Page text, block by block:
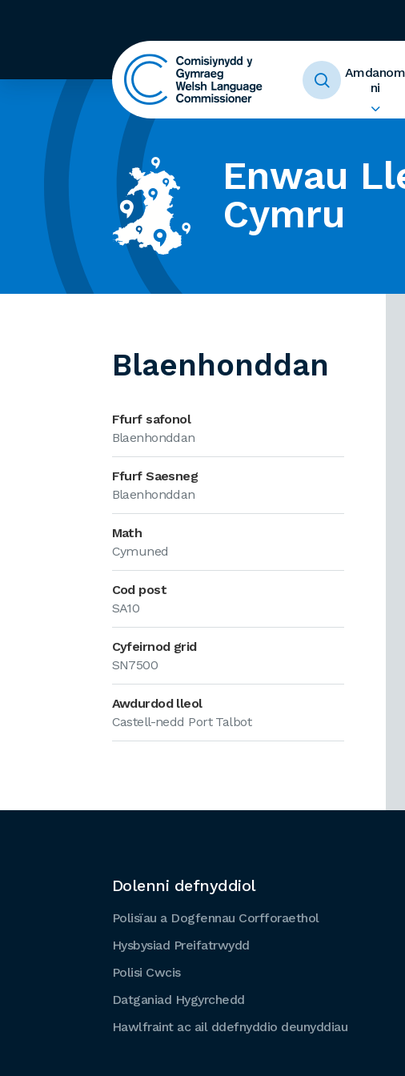
Amdanom
ni
Enwau
Cymru
Blaenhonddan
Ffurf safonol
Blaenhonddan
Ffurf Saesneg
Blaenhonddan
Math
Cymuned
Cod post
SA10
Cyfeirnod grid
SN7500
Awdurdod lleol
Castell-nedd Port Talbot
Dolenni defnyddiol
Polisïau a Dogfennau Corfforaethol
Hysbysiad Preifatrwydd
Polisi Cwcis
Datganiad Hygyrchedd
Hawlfraint ac ail ddefnyddio deunyddiau